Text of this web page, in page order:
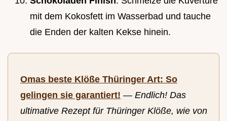
mit dem Kokosfett im Wasserbad und tauche
die Enden der kalten Kekse hinein.
Omas beste Klöße Thüringer Art: So
gelingen sie garantiert! — Endlich! Das
ultimative Rezept für Thüringer Klöße, wie von